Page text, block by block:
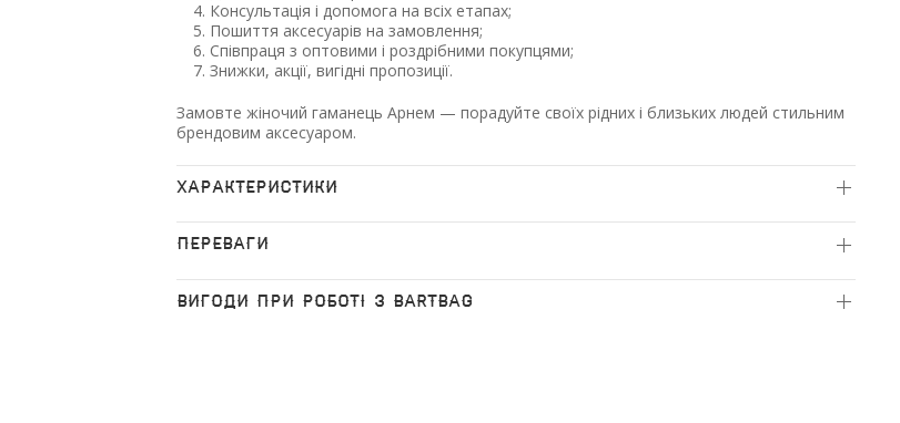
Консультація і допомога на всіх етапах;
Пошиття аксесуарів на замовлення;
Співпраця з оптовими і роздрібними покупцями;
Знижки, акції, вигідні пропозиції.
Замовте жіночий гаманець Арнем — порадуйте своїх рідних і близьких людей стильним
брендовим аксесуаром.
ХАРАКТЕРИСТИКИ
ПЕРЕВАГИ
ВИГОДИ ПРИ РОБОТІ З BARTBAG